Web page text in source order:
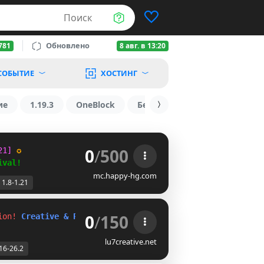
Поиск
Обновлено 8 авг. в 13:20
ХОСТИНГ
1.19.3 OneBlock БедВарс
] ✪
0/500
mc.happy-hg.com
1.8-1.21
Creative & Parkour - 1.16 - 26.2
0/150
lu7creative.net
26.2